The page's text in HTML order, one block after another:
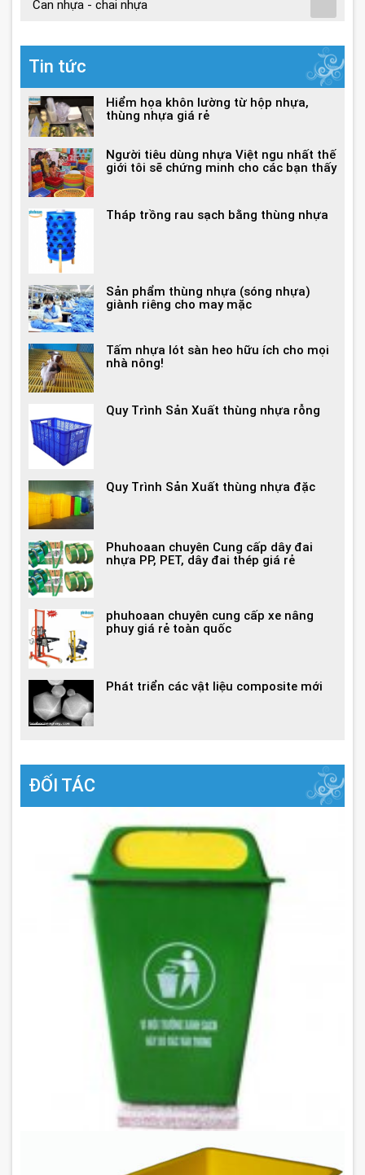
Can nhựa - chai nhựa
Tin tức
Hiểm họa khôn lường từ hộp nhựa,
thùng nhựa giá rẻ
Người tiêu dùng nhựa Việt ngu nhất thế
giới tôi sẽ chứng minh cho các bạn thấy
Tháp trồng rau sạch bằng thùng nhựa
Sản phẩm thùng nhựa (sóng nhựa)
giành riêng cho may mặc
Tấm nhựa lót sàn heo hữu ích cho mọi
nhà nông!
Quy Trình Sản Xuất thùng nhựa rỗng
Quy Trình Sản Xuất thùng nhựa đặc
Phuhoaan chuyên Cung cấp dây đai
nhựa PP, PET, dây đai thép giá rẻ
phuhoaan chuyên cung cấp xe nâng
phuy giá rẻ toàn quốc
Phát triển các vật liệu composite mới
ĐỐI TÁC